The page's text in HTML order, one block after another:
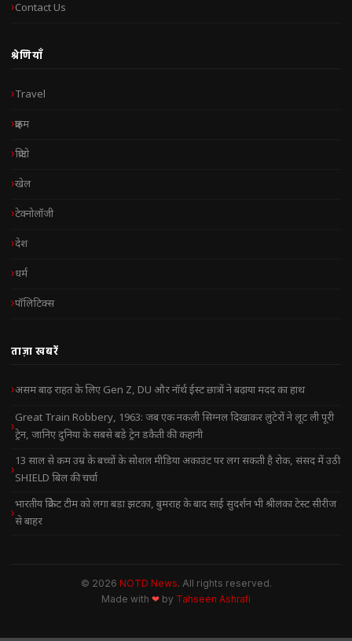
Contact Us
श्रेणियाँ
Travel
क्राइम
क्रिप्टो
खेल
टेक्नोलॉजी
देश
धर्म
पॉलिटिक्स
ताज़ा खबरें
असम बाढ़ राहत के लिए Gen Z, DU और नॉर्थ ईस्ट छात्रों ने बढ़ाया मदद का हाथ
Great Train Robbery, 1963: जब एक नकली सिग्नल दिखाकर लुटेरों ने लूट ली पूरी
ट्रेन, जानिए दुनिया के सबसे बड़े ट्रेन डकैती की कहानी
13 साल से कम उम्र के बच्चों के सोशल मीडिया अकाउंट पर लग सकती है रोक, संसद में उठी
SHIELD बिल की चर्चा
भारतीय क्रिकेट टीम को लगा बड़ा झटका, बुमराह के बाद साई सुदर्शन भी श्रीलंका टेस्ट सीरीज
से बाहर
© 2026 NOTD News. All rights reserved.
Made with ❤ by Tahseen Ashrafi